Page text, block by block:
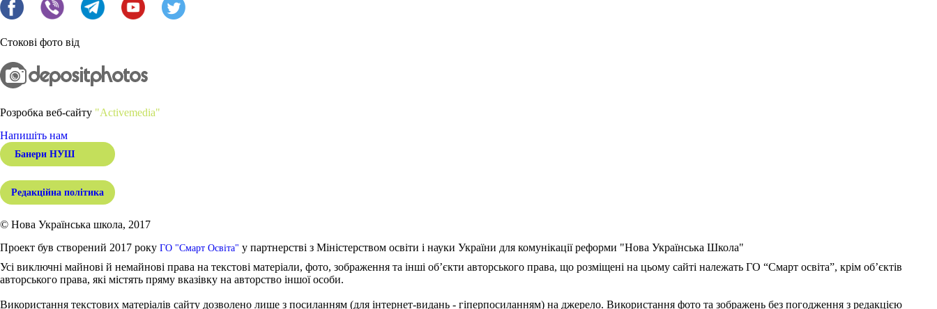
Стокові фото від
Розробка веб-сайту "Activemedia"
Напишіть нам
Банери НУШ
Редакційна політика
© Нова Українська школа, 2017
Проект був створений 2017 року ГО "Смарт Освіта" у партнерстві з Міністерством освіти і науки України для комунікації реформи "Нова Українська Школа"
Усі виключні майнові й немайнові права на текстові матеріали, фото, зображення та інші об’єкти авторського права, що розміщені на цьому сайті належать ГО “Смарт освіта”, крім об’єктів
авторського права, які містять пряму вказівку на авторство іншої особи.
Використання текстових матеріалів сайту дозволено лише з посиланням (для інтернет-видань - гіперпосиланням) на джерело. Використання фото та зображень без погодження з редакцією